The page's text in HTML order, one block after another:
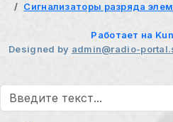
Сигнализаторы разряда
Работает на
Designed by admin@radio-
Поиск